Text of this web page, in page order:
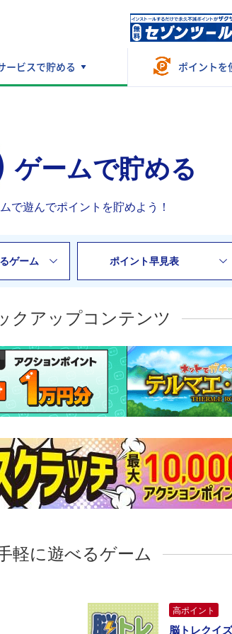
ービスで貯める ポイントを
ゲームで貯める
で遊んでポイントを貯めよう！
ゲーム ポイント早見表
クアップコンテンツ
軽に遊べるゲーム
高ポイント
脳トレクイズ